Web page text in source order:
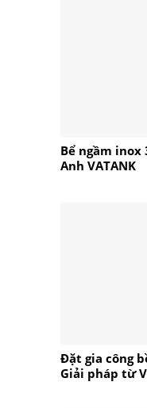
Bể ngầm
Anh VATANK
Đặt gia công
Giải pháp từ